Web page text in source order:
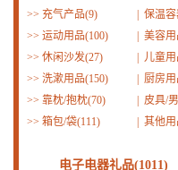
>> 充气产品(9)
保温容
>> 运动用品(100)
美容用
>> 休闲沙发(27)
儿童
>> 洗漱用品(150)
厨房用
>> 靠枕/抱枕(70)
皮具/
>> 箱包/袋(111) 其他用
电子电器礼品(1011)